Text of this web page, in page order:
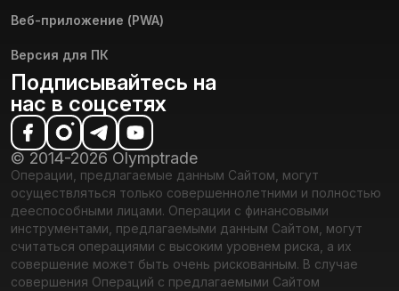
Веб-приложение (PWA)
Версия для ПК
Подписывайтесь на
нас в соцсетях
© 2014-2026 Olymptrade
Операции, предлагаемые данным Сайтом, могут
осуществляться только совершеннолетними и полностью
дееспособными лицами. Операции с финансовыми
инструментами, предлагаемыми данным Сайтом, могут
считаться операциями с высоким уровнем риска, а их
совершение может быть очень рискованным. В случае
совершения Операций с предлагаемыми Сайтом